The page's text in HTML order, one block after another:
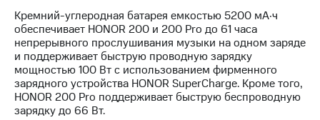
Кремний-углеродная батарея емкостью 5200 мА·ч
обеспечивает HONOR 200 и 200 Pro до 61 часа
непрерывного прослушивания музыки на одном заряде
и поддерживает быструю проводную зарядку
мощностью 100 Вт с использованием фирменного
зарядного устройства HONOR SuperCharge. Кроме того,
HONOR 200 Pro поддерживает быструю беспроводную
зарядку до 66 Вт.